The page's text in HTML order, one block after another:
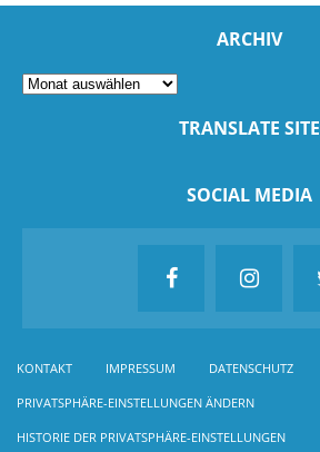
ARCHIV
TRANSLATE SITE
SOCIAL MEDIA
KONTAKT IMPRESSUM DATENSCHUTZ
PRIVATSPHÄRE-EINSTELLUNGEN ÄNDERN
HISTORIE DER PRIVATSPHÄRE-EINSTELLUNGEN